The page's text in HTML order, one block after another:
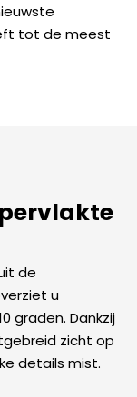
tot de meest
de
u
graden. Dankzij
zicht op
details mist.